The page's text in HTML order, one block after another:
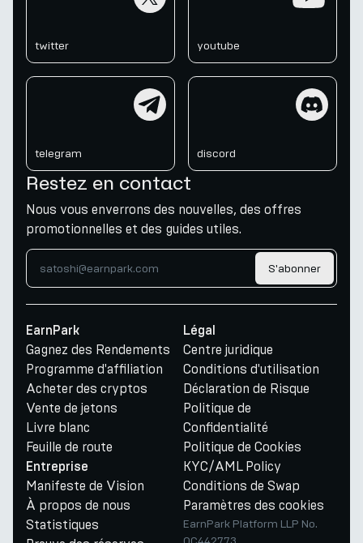
twitter youtube
telegram discord
Restez en contact
Nous vous enverrons des nouvelles, des offres
promotionnelles et des guides utiles.
S'abonner
EarnPark
Gagnez des Rendements
Programme d'affiliation
Acheter des cryptos
Vente de jetons
Livre blanc
Feuille de route
Entreprise
Manifeste de Vision
À propos de nous
Statistiques
Légal
Centre juridique
Conditions d'utilisation
Déclaration de Risque
Politique de
Confidentialité
Politique de Cookies
KYC/AML Policy
Conditions de Swap
Paramètres des cookies
EarnPark Platform LLP No.